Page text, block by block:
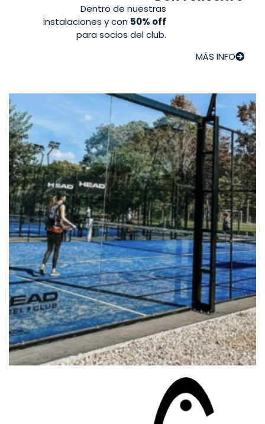
Dentro de nuestras
instalaciones y con 50% off
para socios del club.
MÁS INFO